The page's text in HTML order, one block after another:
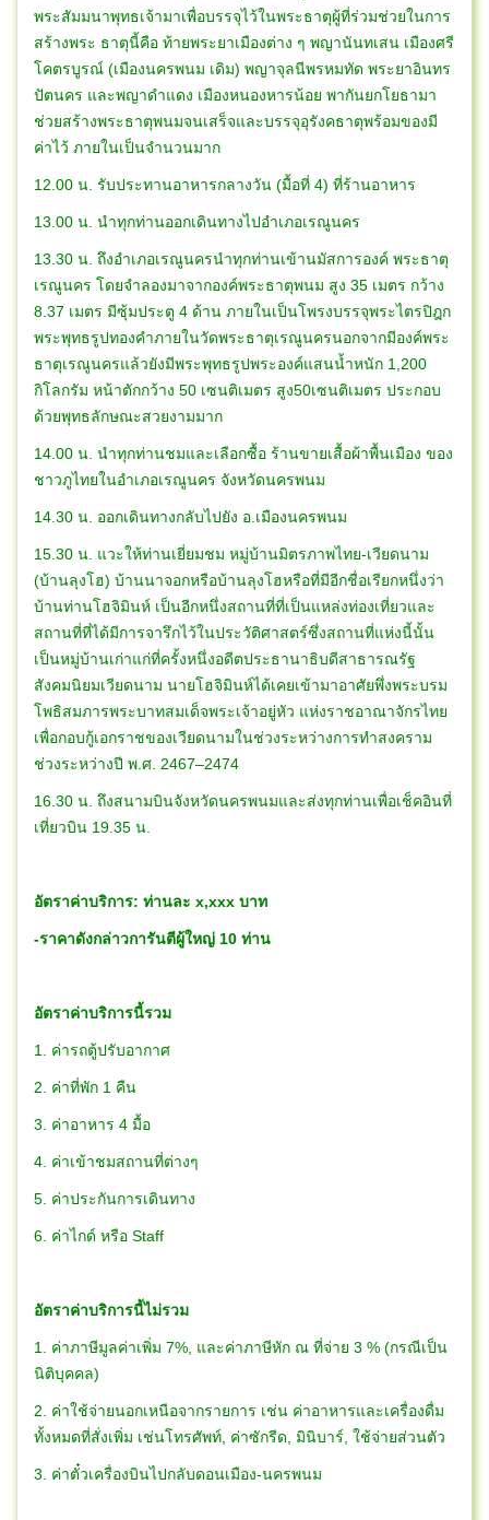
พระสัมมนาพุทธเจ้ามาเพื่อบรรจุไว้ในพระธาตุผู้ที่ร่วมช่วยในการ
สร้างพระ ธาตุนี้คือ ท้ายพระยาเมืองต่าง ๆ พญานันทเสน เมืองศรี
โคตรบูรณ์ (เมืองนครพนม เดิม) พญาจุลนีพรหมทัด พระยาอินทร
ปัตนคร และพญาดำแดง เมืองหนองหารน้อย พากันยกโยธามา
ช่วยสร้างพระธาตุพนมจนเสร็จและบรรจุอุรังคธาตุพร้อมของมี
ค่าไว้ ภายในเป็นจำนวนมาก
12.00 น. รับประทานอาหารกลางวัน (มื้อที่ 4) ที่ร้านอาหาร
13.00 น. นำทุกท่านออกเดินทางไปอำเภอเรณูนคร
13.30 น. ถึงอำเภอเรณูนครนำทุกท่านเข้านมัสการองค์ พระธาตุ
เรณูนคร โดยจำลองมาจากองค์พระธาตุพนม สูง 35 เมตร กว้าง
8.37 เมตร มีซุ้มประตู 4 ด้าน ภายในเป็นโพรงบรรจุพระไตรปิฎก
พระพุทธรูปทองคำภายในวัดพระธาตุเรณูนครนอกจากมีองค์พระ
ธาตุเรณูนครแล้วยังมีพระพุทธรูปพระองค์แสนน้ำหนัก 1,200
กิโลกรัม หน้าตักกว้าง 50 เซนติเมตร สูง50เซนติเมตร ประกอบ
ด้วยพุทธลักษณะสวยงามมาก
14.00 น. นำทุกท่านชมและเลือกซื้อ ร้านขายเสื้อผ้าพื้นเมือง ของ
ชาวภูไทยในอำเภอเรณูนคร จังหวัดนครพนม
14.30 น. ออกเดินทางกลับไปยัง อ.เมืองนครพนม
15.30 น. แวะให้ท่านเยี่ยมชม หมู่บ้านมิตรภาพไทย-เวียดนาม
(บ้านลุงโฮ) บ้านนาจอกหรือบ้านลุงโฮหรือที่มีอีกชื่อเรียกหนึ่งว่า
บ้านท่านโฮจิมินห์ เป็นอีกหนึ่งสถานที่ที่เป็นแหล่งท่องเที่ยวและ
สถานที่ที่ได้มีการจารึกไว้ในประวัติศาสตร์ซึ่งสถานที่แห่งนี้นั้น
เป็นหมู่บ้านเก่าแก่ที่ครั้งหนึ่งอดีตประธานาธิบดีสาธารณรัฐ
สังคมนิยมเวียดนาม นายโฮจิมินห์ได้เคยเข้ามาอาศัยพึ่งพระบรม
โพธิสมภารพระบาทสมเด็จพระเจ้าอยู่หัว แห่งราชอาณาจักรไทย
เพื่อกอบกู้เอกราชของเวียดนามในช่วงระหว่างการทำสงคราม
ช่วงระหว่างปี พ.ศ. 2467–2474
16.30 น. ถึงสนามบินจังหวัดนครพนมและส่งทุกท่านเพื่อเช็คอินที่
เที่ยวบิน 19.35 น.
อัตราค่าบริการ: ท่านละ x,xxx บาท
-ราคาดังกล่าวการันตีผู้ใหญ่ 10 ท่าน
อัตราค่าบริการนี้รวม
1. ค่ารถตู้ปรับอากาศ
2. ค่าที่พัก 1 คืน
3. ค่าอาหาร 4 มื้อ
4. ค่าเข้าชมสถานที่ต่างๆ
5. ค่าประกันการเดินทาง
6. ค่าไกด์ หรือ Staff
อัตราค่าบริการนี้ไม่รวม
1. ค่าภาษีมูลค่าเพิ่ม 7%, และค่าภาษีหัก ณ ที่จ่าย 3 % (กรณีเป็น
นิติบุคคล)
2. ค่าใช้จ่ายนอกเหนือจากรายการ เช่น ค่าอาหารและเครื่องดื่ม
ทั้งหมดที่สั่งเพิ่ม เช่นโทรศัพท์, ค่าซักรีด, มินิบาร์, ใช้จ่ายส่วนตัว
3. ค่าตั๋วเครื่องบินไปกลับดอนเมือง-นครพนม